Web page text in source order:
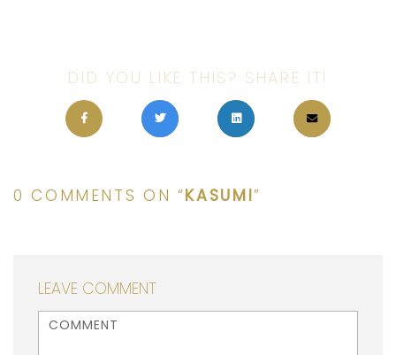
DID YOU LIKE THIS? SHARE IT!
0 COMMENTS ON “KASUMI”
LEAVE COMMENT